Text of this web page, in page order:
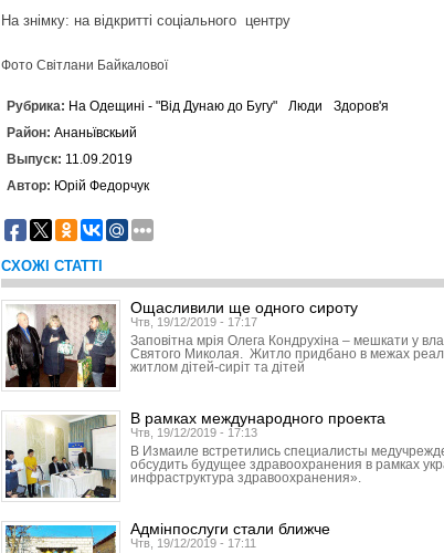
На знімку: на відкритті соціального центру
Фото Світлани Байкалової
Рубрика: На Одещині - "Від Дунаю до Бугу" Люди
Здоров'я
Район: Ананьївскьий
Выпуск: 11.09.2019
Автор: Юрій Федорчук
СХОЖІ СТАТТІ
Ощасливили ще одного сироту
Чтв, 19/12/2019 - 17:17
Заповітна мрія Олега Кондрухіна – мешкати у
Святого Миколая. Житло придбано в межах
житлом дітей-сиріт та дітей
В рамках международного проекта
Чтв, 19/12/2019 - 17:13
В Измаиле встретились специалисты
обсудить будущее здравоохранения в рамках
инфраструктура здравоохранения».
Адмінпослуги стали ближче
Чтв, 19/12/2019 - 17:11